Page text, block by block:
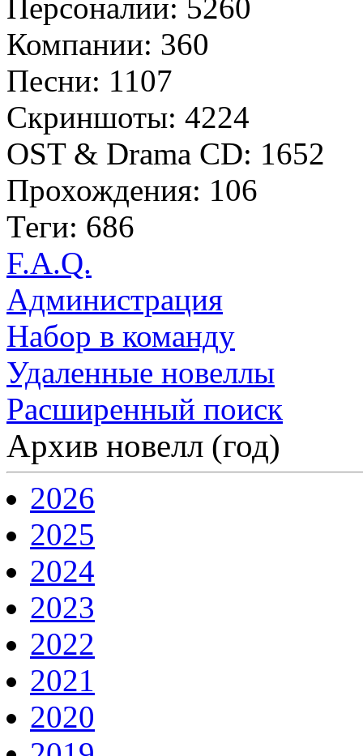
Персоналии: 5260
Компании: 360
Песни: 1107
Скриншоты: 4224
OST & Drama CD: 1652
Прохождения: 106
Теги: 686
F.A.Q.
Администрация
Набор в команду
Удаленные новеллы
Расширенный поиск
Архив новелл (год)
2026
2025
2024
2023
2022
2021
2020